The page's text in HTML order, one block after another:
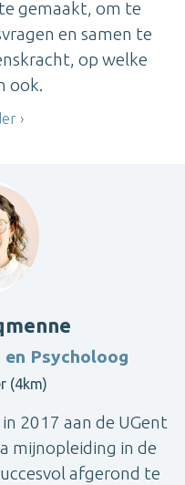
gemaakt, om te
en samen te
op welke
ook.
Psycholoog
(4km)
2017 aan de UGent
mijnopleiding in de
afgerond te